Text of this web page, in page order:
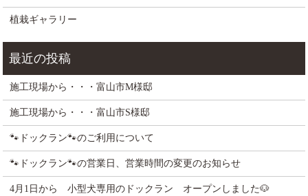
植栽ギャラリー
施工現場から・・・富山市M様邸
施工現場から・・・富山市S様邸
🐾ドックラン🐾のご利用について
🐾ドックラン🐾の営業日、営業時間の変更のお知らせ
4月1日から 小型犬専用のドックラン オープンしました🐶